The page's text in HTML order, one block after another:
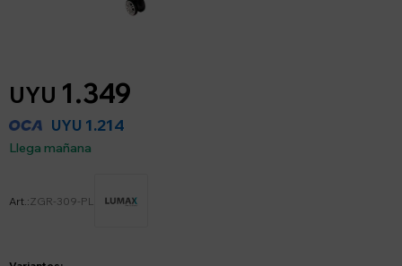
UYU 1.349
UYU 1.214
Llega mañana
ZGR-309-PL